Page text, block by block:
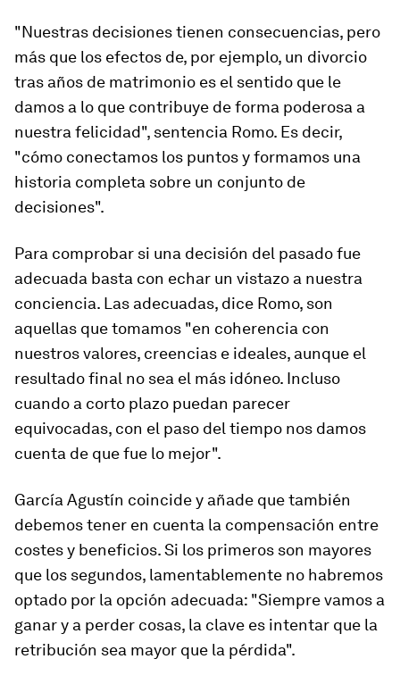
"Nuestras decisiones tienen consecuencias, pero
más que los efectos de, por ejemplo, un divorcio
tras años de matrimonio es el sentido que le
damos a lo que contribuye de forma poderosa a
nuestra felicidad", sentencia Romo. Es decir,
"cómo conectamos los puntos y formamos una
historia completa sobre un conjunto de
decisiones".
Para comprobar si una decisión del pasado fue
adecuada basta con echar un vistazo a nuestra
conciencia. Las adecuadas, dice Romo, son
aquellas que tomamos "en coherencia con
nuestros valores, creencias e ideales, aunque el
resultado final no sea el más idóneo. Incluso
cuando a corto plazo puedan parecer
equivocadas, con el paso del tiempo nos damos
cuenta de que fue lo mejor".
García Agustín coincide y añade que también
debemos tener en cuenta la compensación entre
costes y beneficios. Si los primeros son mayores
que los segundos, lamentablemente no habremos
optado por la opción adecuada: "Siempre vamos a
ganar y a perder cosas, la clave es intentar que la
retribución sea mayor que la pérdida".